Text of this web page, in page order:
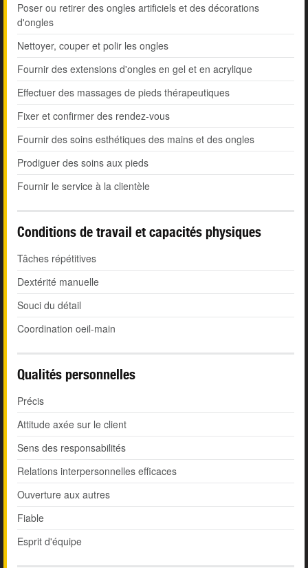
Poser ou retirer des ongles artificiels et des décorations
d'ongles
Nettoyer, couper et polir les ongles
Fournir des extensions d'ongles en gel et en acrylique
Effectuer des massages de pieds thérapeutiques
Fixer et confirmer des rendez-vous
Fournir des soins esthétiques des mains et des ongles
Prodiguer des soins aux pieds
Fournir le service à la clientèle
Conditions de travail et capacités physiques
Tâches répétitives
Dextérité manuelle
Souci du détail
Coordination oeil-main
Qualités personnelles
Précis
Attitude axée sur le client
Sens des responsabilités
Relations interpersonnelles efficaces
Ouverture aux autres
Fiable
Esprit d'équipe